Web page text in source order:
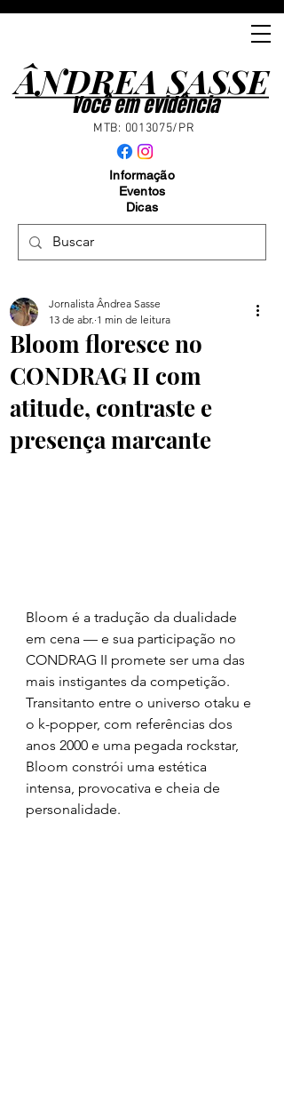
ÂNDREA SASSE
ÂNDREA SASSE
Você em evidência
MTB: 0013075/PR
Informação
Eventos
Dicas
Bloom floresce no
CONDRAG II com
atitude, contraste e
presença marcante
Jornalista Ândrea Sasse
13 de abr. 1 min de leitura
Bloom é a tradução da dualidade
em cena — e sua participação no
CONDRAG II promete ser uma das
mais instigantes da competição.
Transitanto entre o universo otaku e
o k-popper, com referências dos
anos 2000 e uma pegada rockstar,
Bloom constrói uma estética
intensa, provocativa e cheia de
personalidade.